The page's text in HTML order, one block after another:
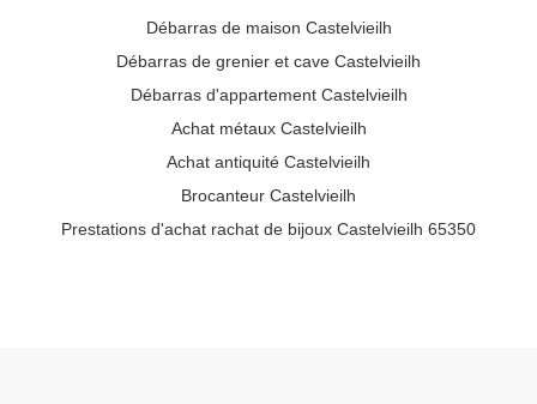
Débarras de maison Castelvieilh
Débarras de grenier et cave Castelvieilh
Débarras d'appartement Castelvieilh
Achat métaux Castelvieilh
Achat antiquité Castelvieilh
Brocanteur Castelvieilh
Prestations d'achat rachat de bijoux Castelvieilh 65350